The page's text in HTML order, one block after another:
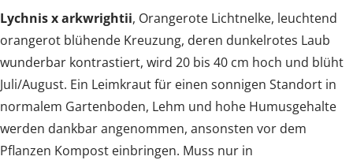
Lychnis x arkwrightii, Orangerote Lichtnelke, leuchtend
orangerot blühende Kreuzung, deren dunkelrotes Laub
wunderbar kontrastiert, wird 20 bis 40 cm hoch und blüht
Juli/August. Ein Leimkraut für einen sonnigen Standort in
normalem Gartenboden, Lehm und hohe Humusgehalte
werden dankbar angenommen, ansonsten vor dem
Pflanzen Kompost einbringen. Muss nur in